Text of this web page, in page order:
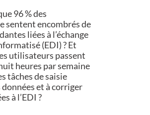
96 % des
sentent encombrés de
liées à l’échange
(EDI) ? Et
utilisateurs passent
heures par semaine
tâches de saisie
et à corriger
à l’EDI ?